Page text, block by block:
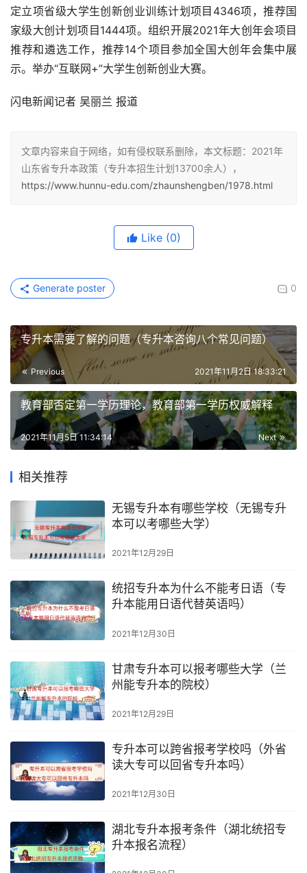
定立项省级大学生创新创业训练计划项目4346项，推荐国
家级大创计划项目1444项。组织开展2021年大创年会项目
推荐和遴选工作，推荐14个项目参加全国大创年会集中展
示。举办“互联网+”大学生创新创业大赛。
闪电新闻记者 吴丽兰 报道
文章内容来自于网络，如有侵权联系删除，本文标题：2021年
山东省专升本政策（专升本招生计划13700余人），
https://www.hunnu-edu.com/zhaunshengben/1978.html
Like (0)
0
Generate poster
专升本需要了解的问题（专升本咨询八个常见问题）
Previous 2021年11月2日 18:33:21
教育部否定第一学历理论，教育部第一学历权威解释
Next
2021年11月5日 11:34:14
相关推荐
无锡专升本有哪些学校（无锡专升
本可以考哪些大学）
2021年12月29日
统招专升本为什么不能考日语（专
升本能用日语代替英语吗）
2021年12月30日
甘肃专升本可以报考哪些大学（兰
州能专升本的院校）
2021年12月29日
专升本可以跨省报考学校吗（外省
读大专可以回省专升本吗）
2021年12月30日
湖北专升本报考条件（湖北统招专
升本报名流程）